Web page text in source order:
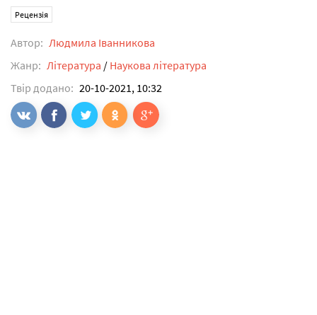
Рецензія
Автор: Людмила Іванникова
Жанр: Література / Наукова література
Твір додано: 20-10-2021, 10:32